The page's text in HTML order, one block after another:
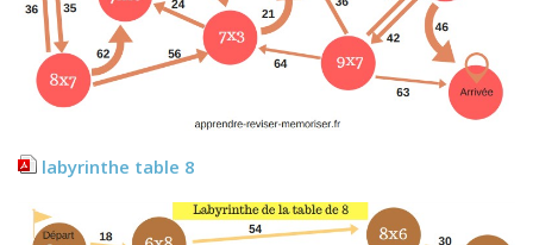
labyrinthe table 8